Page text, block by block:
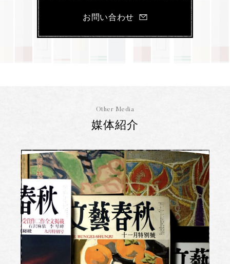
お問い合わせ
Other Media
媒体紹介